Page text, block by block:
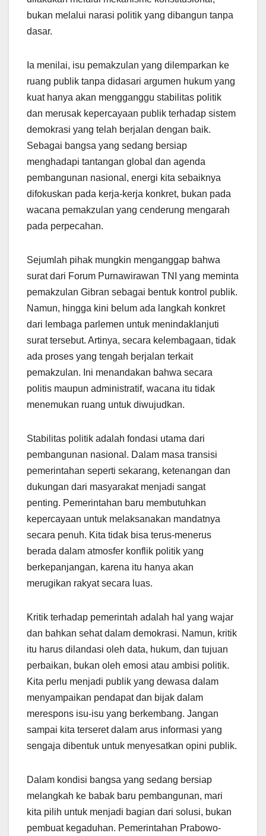
bukan melalui narasi politik yang dibangun tanpa
dasar.
Ia menilai, isu pemakzulan yang dilemparkan ke
ruang publik tanpa didasari argumen hukum yang
kuat hanya akan mengganggu stabilitas politik
dan merusak kepercayaan publik terhadap sistem
demokrasi yang telah berjalan dengan baik.
Sebagai bangsa yang sedang bersiap
menghadapi tantangan global dan agenda
pembangunan nasional, energi kita sebaiknya
difokuskan pada kerja-kerja konkret, bukan pada
wacana pemakzulan yang cenderung mengarah
pada perpecahan.
Sejumlah pihak mungkin menganggap bahwa
surat dari Forum Purnawirawan TNI yang meminta
pemakzulan Gibran sebagai bentuk kontrol publik.
Namun, hingga kini belum ada langkah konkret
dari lembaga parlemen untuk menindaklanjuti
surat tersebut. Artinya, secara kelembagaan, tidak
ada proses yang tengah berjalan terkait
pemakzulan. Ini menandakan bahwa secara
politis maupun administratif, wacana itu tidak
menemukan ruang untuk diwujudkan.
Stabilitas politik adalah fondasi utama dari
pembangunan nasional. Dalam masa transisi
pemerintahan seperti sekarang, ketenangan dan
dukungan dari masyarakat menjadi sangat
penting. Pemerintahan baru membutuhkan
kepercayaan untuk melaksanakan mandatnya
secara penuh. Kita tidak bisa terus-menerus
berada dalam atmosfer konflik politik yang
berkepanjangan, karena itu hanya akan
merugikan rakyat secara luas.
Kritik terhadap pemerintah adalah hal yang wajar
dan bahkan sehat dalam demokrasi. Namun, kritik
itu harus dilandasi oleh data, hukum, dan tujuan
perbaikan, bukan oleh emosi atau ambisi politik.
Kita perlu menjadi publik yang dewasa dalam
menyampaikan pendapat dan bijak dalam
merespons isu-isu yang berkembang. Jangan
sampai kita terseret dalam arus informasi yang
sengaja dibentuk untuk menyesatkan opini publik.
Dalam kondisi bangsa yang sedang bersiap
melangkah ke babak baru pembangunan, mari
kita pilih untuk menjadi bagian dari solusi, bukan
pembuat kegaduhan. Pemerintahan Prabowo-